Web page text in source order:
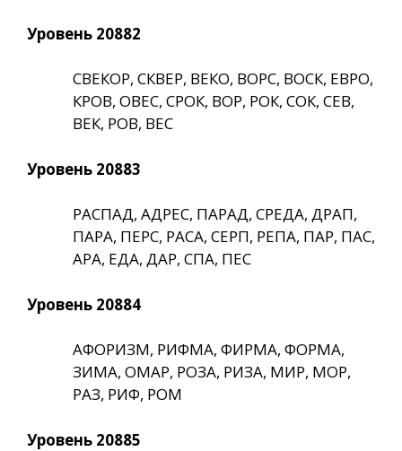
Уровень 20882
СВЕКОР, СКВЕР, ВЕКО, ВОРС, ВОСК, ЕВРО,
КРОВ, ОВЕС, СРОК, ВОР, РОК, СОК, СЕВ,
ВЕК, РОВ, ВЕС
Уровень 20883
РАСПАД, АДРЕС, ПАРАД, СРЕДА, ДРАП,
ПАРА, ПЕРС, РАСА, СЕРП, РЕПА, ПАР, ПАС,
АРА, ЕДА, ДАР, СПА, ПЕС
Уровень 20884
АФОРИЗМ, РИФМА, ФИРМА, ФОРМА,
ЗИМА, ОМАР, РОЗА, РИЗА, МИР, МОР,
РАЗ, РИФ, РОМ
Уровень 20885